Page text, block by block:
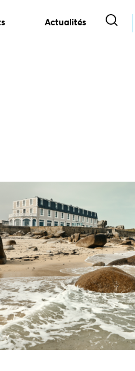
Actualités